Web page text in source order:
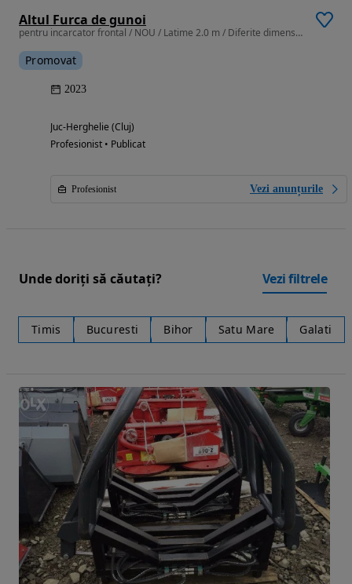
Altul Furca de gunoi
pentru incarcator frontal / NOU / Latime 2.0 m / Diferite dimensiuni
Promovat
2023
Juc-Herghelie (Cluj)
Profesionist • Publicat
Profesionist Vezi anunțurile
Unde doriți să căutați? Vezi filtrele
Timis Bucuresti Bihor Satu Mare Galati